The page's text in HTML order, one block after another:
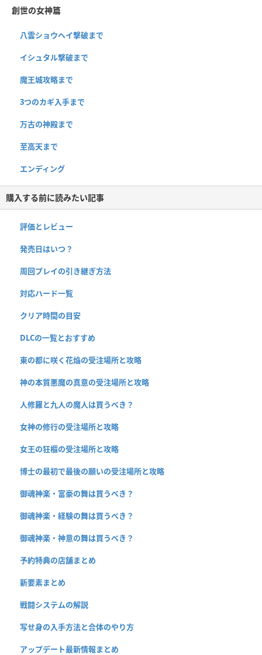
創世の女神篇
八雲ショウヘイ撃破まで
イシュタル撃破まで
魔王城攻略まで
3つのカギ入手まで
万古の神殿まで
至高天まで
エンディング
購入する前に読みたい記事
評価とレビュー
発売日はいつ？
周回プレイの引き継ぎ方法
対応ハード一覧
クリア時間の目安
DLCの一覧とおすすめ
東の都に咲く花焔の受注場所と攻略
神の本質悪魔の真意の受注場所と攻略
人修羅と九人の魔人は買うべき？
女神の修行の受注場所と攻略
女王の狂櫃の受注場所と攻略
博士の最初で最後の願いの受注場所と攻略
御魂神楽・富豪の舞は買うべき？
御魂神楽・経験の舞は買うべき？
御魂神楽・神意の舞は買うべき？
予約特典の店舗まとめ
新要素まとめ
戦闘システムの解説
写せ身の入手方法と合体のやり方
アップデート最新情報まとめ